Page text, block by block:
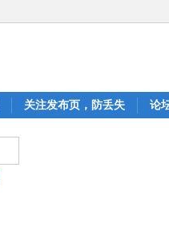
关注发布页，防丢失 论